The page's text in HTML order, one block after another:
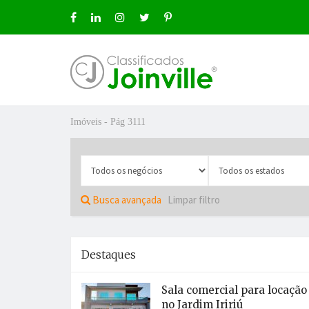
Imóveis - Pág 3111
Busca avançada Limpar filtro
Destaques
Sala comercial para locação
no Jardim Iririú